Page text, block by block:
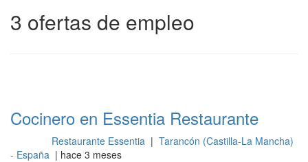
3 ofertas de empleo
Cocinero en Essentia Restaurante
Restaurante Essentia | Tarancón (Castilla-La Mancha)
- España | hace 3 meses